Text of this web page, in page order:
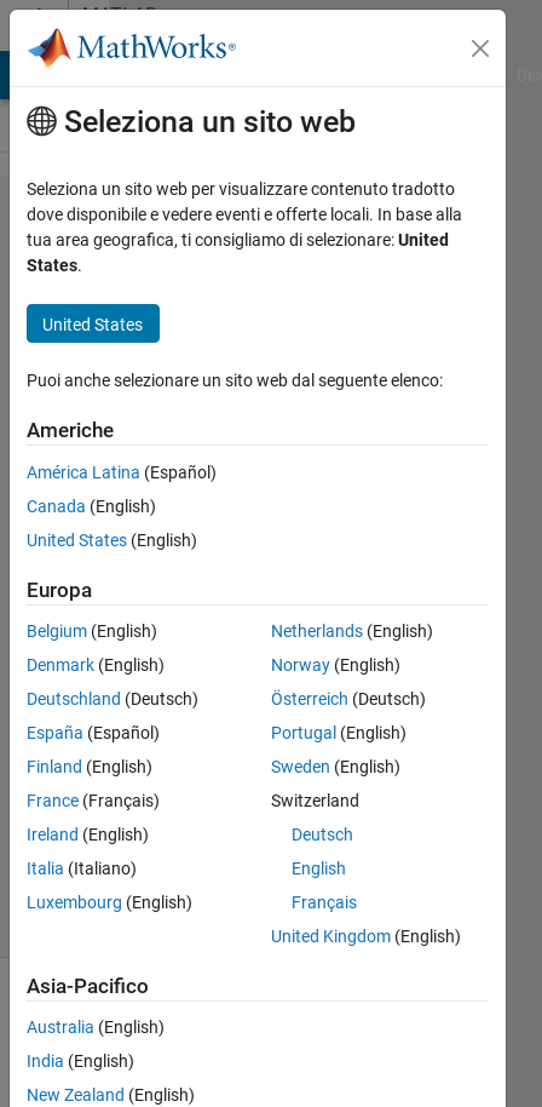
Vai al contenutoMATLAB
Answers
How to
get Bus
from an
port
using
MATLAB
and not
Simulink?
Mohamed
Z.
12 Apr
1
Risposta
Aggiornato
2016
19
Visualizzazioni
Seleziona un sito web
Seleziona un sito web per visualizzare contenuto tradotto
dove disponibile e vedere eventi e offerte locali. In base alla
tua area geografica, ti consigliamo di selezionare:United
States.
United States
Puoi anche selezionare un sito web dal seguente elenco:
Americhe
América Latina (Español)
Canada (English)
United States (English)
Europa
Belgium (English)
Denmark (English)
Deutschland (Deutsch)
España (Español)
Finland (English)
France (Français)
Ireland (English)
Italia (Italiano)
Luxembourg (English)
Netherlands(English)
Norway(English)
Österreich (Deutsch)
Portugal (English)
Sweden (English)
Switzerland
Deutsch
English
Français
United Kingdom(English)
Asia-Pacifico
Australia (English)
India (English)
New Zealand (English)